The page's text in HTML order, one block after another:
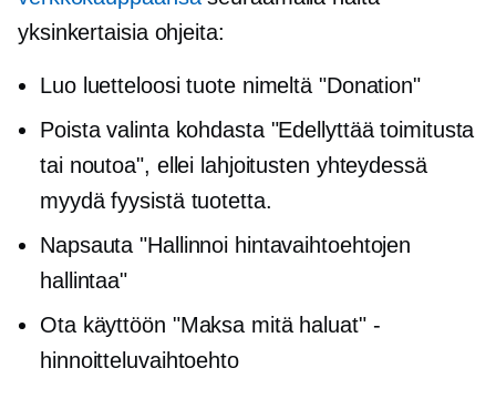
yksinkertaisia ​​ohjeita:
Luo luetteloosi tuote nimeltä "Donation"
Poista valinta kohdasta "Edellyttää toimitusta
tai noutoa", ellei lahjoitusten yhteydessä
myydä fyysistä tuotetta.
Napsauta "Hallinnoi hintavaihtoehtojen
hallintaa"
Ota käyttöön "Maksa mitä haluat" -
hinnoitteluvaihtoehto